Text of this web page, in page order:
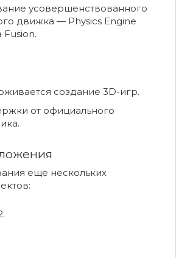
усовершенствованного
движка — Physics Engine
создание 3D-игр.
от официального
еще нескольких